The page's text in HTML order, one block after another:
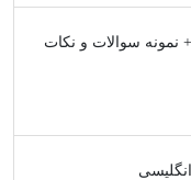
نمونه سوالات و نکات